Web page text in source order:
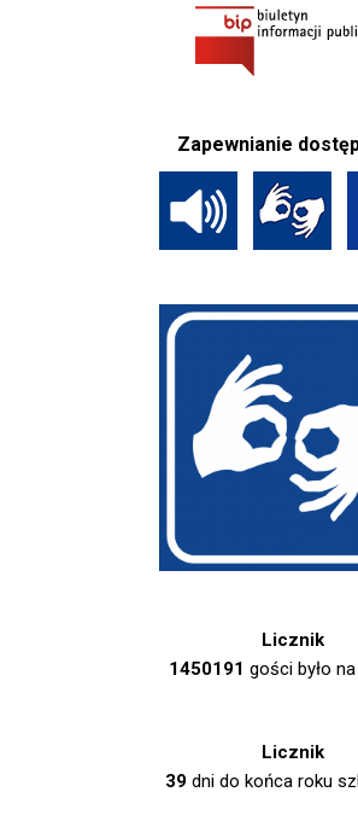
Zapewnianie
Licznik
1450191 gości było
Licznik
39 dni do końca roku